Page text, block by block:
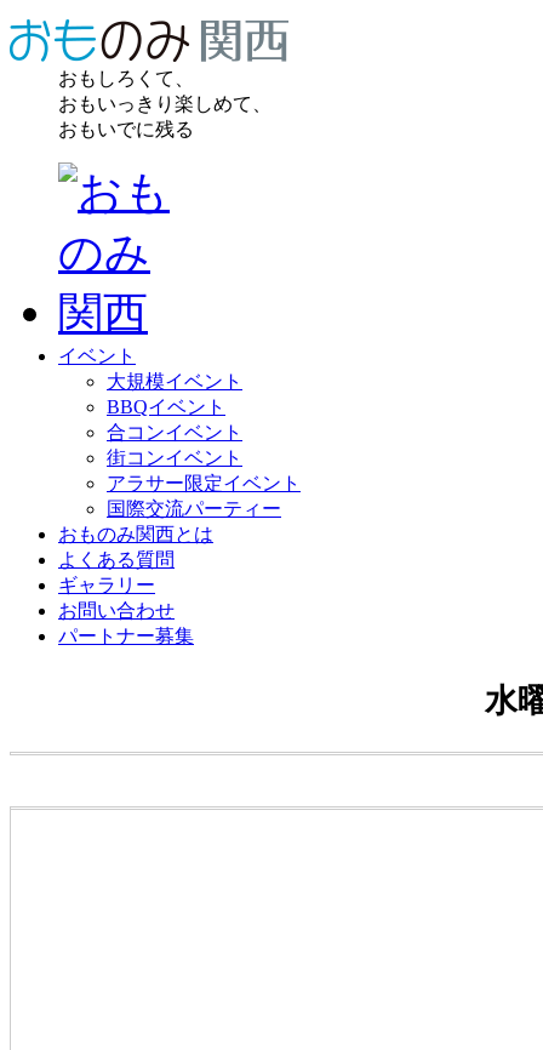
おもしろくて、
おもいっきり楽しめて、
おもいでに残る
イベント
大規模イベント
BBQイベント
合コンイベント
街コンイベント
アラサー限定イベント
国際交流パーティー
おものみ関西とは
よくある質問
ギャラリー
お問い合わせ
パートナー募集
水